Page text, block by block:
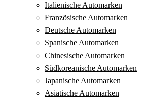
Italienische Automarken
Französische Automarken
Deutsche Automarken
Spanische Automarken
Chinesische Automarken
Südkoreanische Automarken
Japanische Automarken
Asiatische Automarken